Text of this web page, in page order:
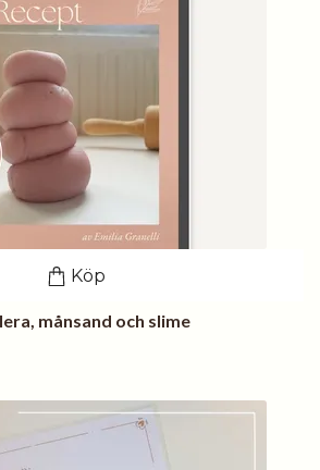
Köp
månsand och slime